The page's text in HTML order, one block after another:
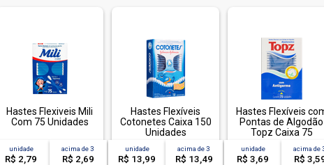
Hastes Flexiveis Mili
Com 75 Unidades
unidade
R$ 2,79
acima de3
R$ 2,69
Hastes Flexíveis
Cotonetes Caixa 150
Unidades
Embalagem
Econômica
unidade
R$ 13,99
acima de3
R$ 13,49
Hastes Flexíveis
Pontas de Algodão
Topz Caixa 75
Unidades
unidade
R$ 3,69
acima de
R$